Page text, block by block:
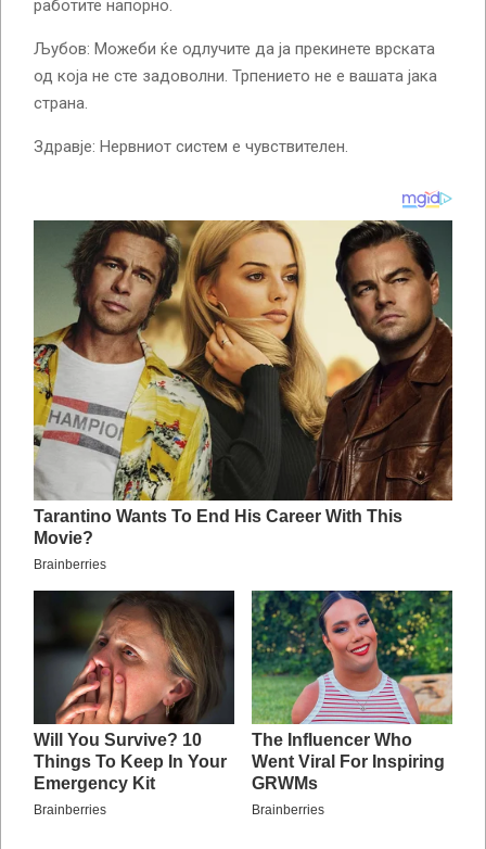
работите напорно.
Љубов: Можеби ќе одлучите да ја прекинете врската
од која не сте задоволни. Трпението не е вашата јака
страна.
Здравје: Нервниот систем е чувствителен.